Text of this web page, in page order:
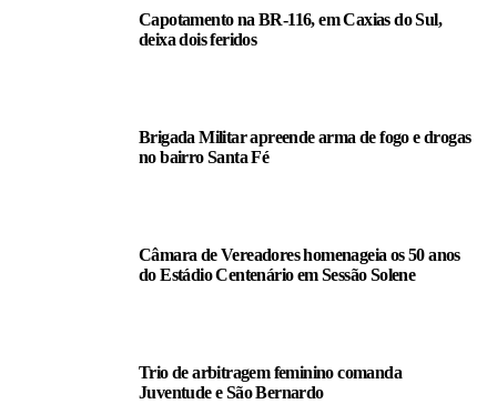
Capotamento na BR-116, em Caxias do Sul,
deixa dois feridos
Brigada Militar apreende arma de fogo e drogas
no bairro Santa Fé
Câmara de Vereadores homenageia os 50 anos
do Estádio Centenário em Sessão Solene
Trio de arbitragem feminino comanda
Juventude e São Bernardo